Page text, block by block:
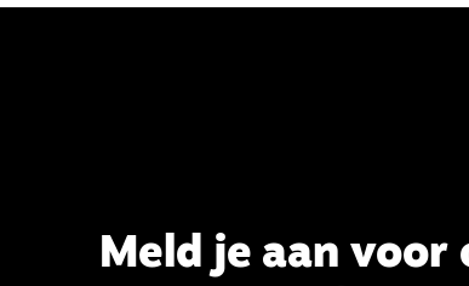
Meld je aan voor